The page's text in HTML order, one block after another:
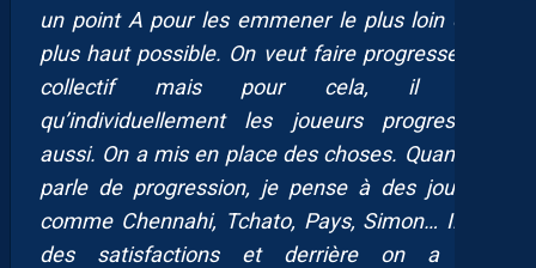
un point A pour les emmener le plus loin et le
plus haut possible. On veut faire progresser un
collectif mais pour cela, il faut
qu’individuellement les joueurs progressent
aussi. On a mis en place des choses. Quand on
parle de progression, je pense à des joueurs
comme Chennahi, Tchato, Pays, Simon… Il y a
des satisfactions et derrière on a des